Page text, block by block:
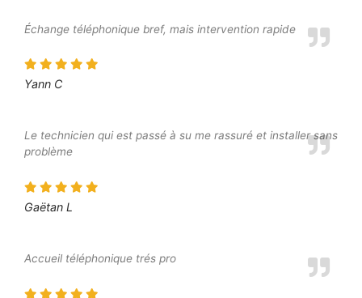
Échange téléphonique bref, mais intervention rapide
Yann C
Le technicien qui est passé à su me rassuré et installer sans
problème
Gaëtan L
Accueil téléphonique trés pro